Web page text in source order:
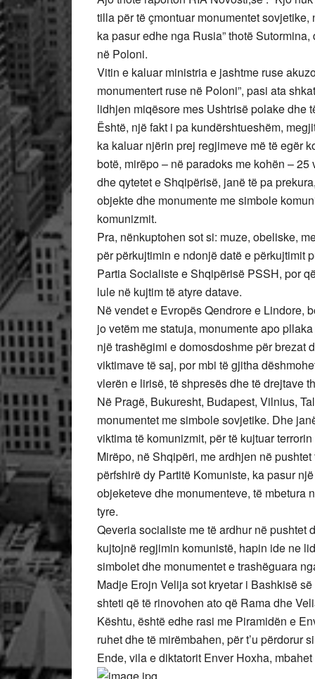
tilla për të çmontuar monumentet
ka pasur edhe nga Rusia” thotë
në Poloni.
Vitin e kaluar ministria e jashtme ruse
monumentert ruse në Poloni”, pasi ata
lidhjen miqësore mes Ushtrisë polake dhe
Është, një fakt i pa kundërshtueshëm,
ka kaluar njërin prej regjimeve më të egër
botë, mirëpo – në paradoks me kohën –
dhe qytetet e Shqipërisë, janë të pa
objekte dhe monumente me simbole
komunizmit.
Pra, nënkuptohen sot si: muze, obeliske,
për përkujtimin e ndonjë datë e përkujtimit
Partia Socialiste e Shqipërisë PSSH, por
lule në kujtim të atyre datave.
Në vendet e Evropës Qendrore e Lindore,
jo vetëm me statuja, monumente apo
një trashëgimi e domosdoshme për brezat
viktimave të saj, por mbi të gjitha
vlerën e lirisë, të shpresës dhe të drejtave
Në Pragë, Bukuresht, Budapest, Vilnius,
monumentet me simbole sovjetike. Dhe
viktima të komunizmit, për të kujtuar
Mirëpo, në Shqipëri, me ardhjen në
përfshirë dy Partitë Komuniste, ka pasur
objeketeve dhe monumenteve, të mbetura
tyre.
Qeveria socialiste me të ardhur në pushtet
kujtojnë regjimin komunistë, hapin ide ne
simbolet dhe monumentet e trashëguara
Madje Erojn Velija sot kryetar i Bashkisë
shteti që të rinovohen ato që Rama dhe
Kështu, është edhe rasi me Piramidën e
ruhet dhe të mirëmbahen, për t’u përdorur
Ende, vila e diktatorit Enver Hoxha,